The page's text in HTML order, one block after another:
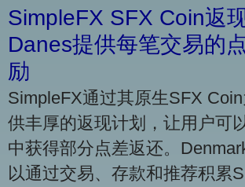
SimpleFX SFX Coin返
Danes提供每笔交易的
励
SimpleFX通过其原生SFX
供丰厚的返现计划，让用户可
中获得部分点差返还。
以通过交易、存款和推荐积累